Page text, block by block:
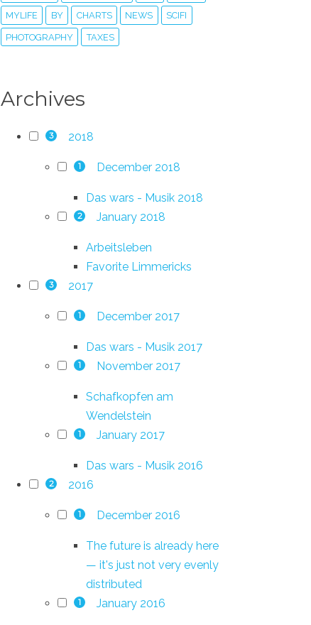
MYLIFE BY CHARTS NEWS SCIFI
PHOTOGRAPHY TAXES
Archives
3 2018
1 December 2018
Das wars - Musik 2018
2 January 2018
Arbeitsleben
Favorite Limmericks
3 2017
1 December 2017
Das wars - Musik 2017
1 November 2017
Schafkopfen am
Wendelstein
1 January 2017
Das wars - Musik 2016
2 2016
1 December 2016
The future is already here
— it's just not very evenly
distributed
1 January 2016